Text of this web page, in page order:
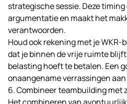
strategische sessie. Deze
argumentatie en maakt het
verantwoorden.
Houd ook rekening met je WKR-
dat je binnen de vrije ruimte
belasting hoeft te betalen. Een
onaangename verrassingen
6. Combineer teambuilding met